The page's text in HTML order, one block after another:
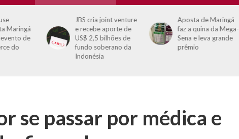
Maringá
de
do
JBS cria joint venture
e recebe aporte de
US$ 2,5 bilhões de
fundo soberano da
Indonésia
Aposta de Maringá
faz a quina da Mega-
Sena e leva grande
prêmio
se passar por médica e